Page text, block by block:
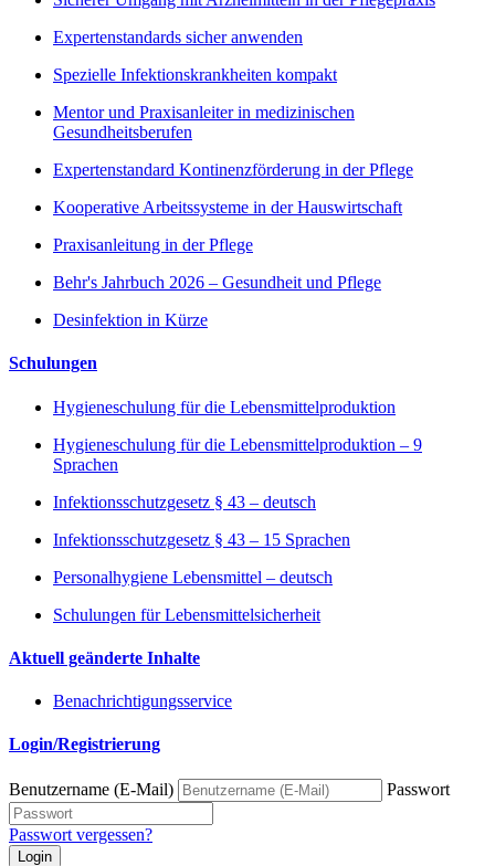
Expertenstandards sicher anwenden
Spezielle Infektionskrankheiten kompakt
Mentor und Praxisanleiter in medizinischen
Gesundheitsberufen
Expertenstandard Kontinenzförderung in der Pflege
Kooperative Arbeitssysteme in der Hauswirtschaft
Praxisanleitung in der Pflege
Behr's Jahrbuch 2026 – Gesundheit und Pflege
Desinfektion in Kürze
Schulungen
Hygieneschulung für die Lebensmittelproduktion
Hygieneschulung für die Lebensmittelproduktion – 9
Sprachen
Infektionsschutzgesetz § 43 – deutsch
Infektionsschutzgesetz § 43 – 15 Sprachen
Personalhygiene Lebensmittel – deutsch
Schulungen für Lebensmittelsicherheit
Aktuell geänderte Inhalte
Benachrichtigungsservice
Login/Registrierung
Benutzername (E-Mail) Passwort
Passwort vergessen?
Login